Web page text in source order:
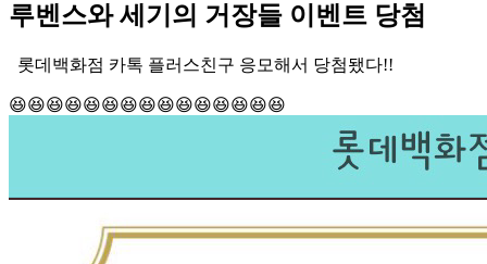
루벤스와 세기의 거장들 이벤트 당첨
롯데백화점 카톡 플러스친구 응모해서 당첨됐다!!
😆😆😆😆😆😆😆😆😆😆😆😆😆😆😆